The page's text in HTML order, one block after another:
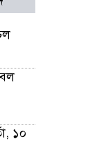
১০